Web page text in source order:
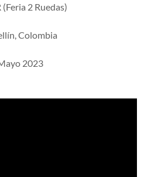
(Feria 2 Ruedas)
Colombia
2023